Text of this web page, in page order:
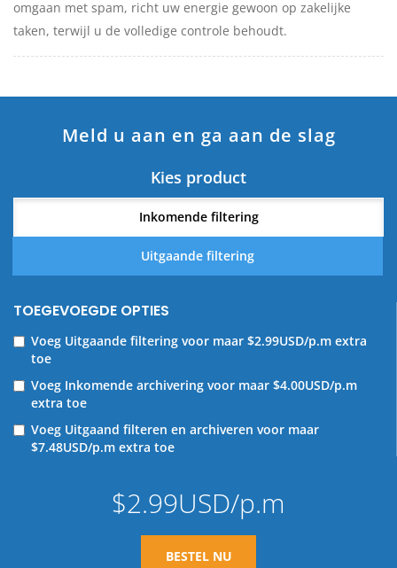
omgaan met spam, richt uw energie gewoon op zakelijke
taken, terwijl u de volledige controle behoudt.
Meld u aan en ga aan de slag
Kies product
Inkomende filtering
Uitgaande filtering
TOEGEVOEGDE OPTIES
Voeg Uitgaande filtering voor maar $2.99USD/p.m extra
toe
Voeg Inkomende archivering voor maar $4.00USD/p.m
extra toe
Voeg Uitgaand filteren en archiveren voor maar
$7.48USD/p.m extra toe
$2.99USD/p.m
BESTEL NU